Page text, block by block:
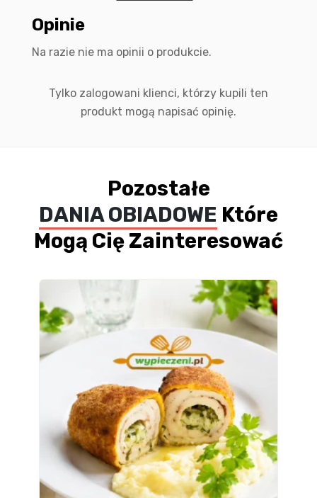
Opinie
Na razie nie ma opinii o produkcie.
Tylko zalogowani klienci, którzy kupili ten
produkt mogą napisać opinię.
Pozostałe
DANIA OBIADOWE Które
Mogą Cię Zainteresować